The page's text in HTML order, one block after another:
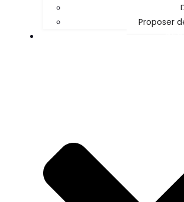
Proposer